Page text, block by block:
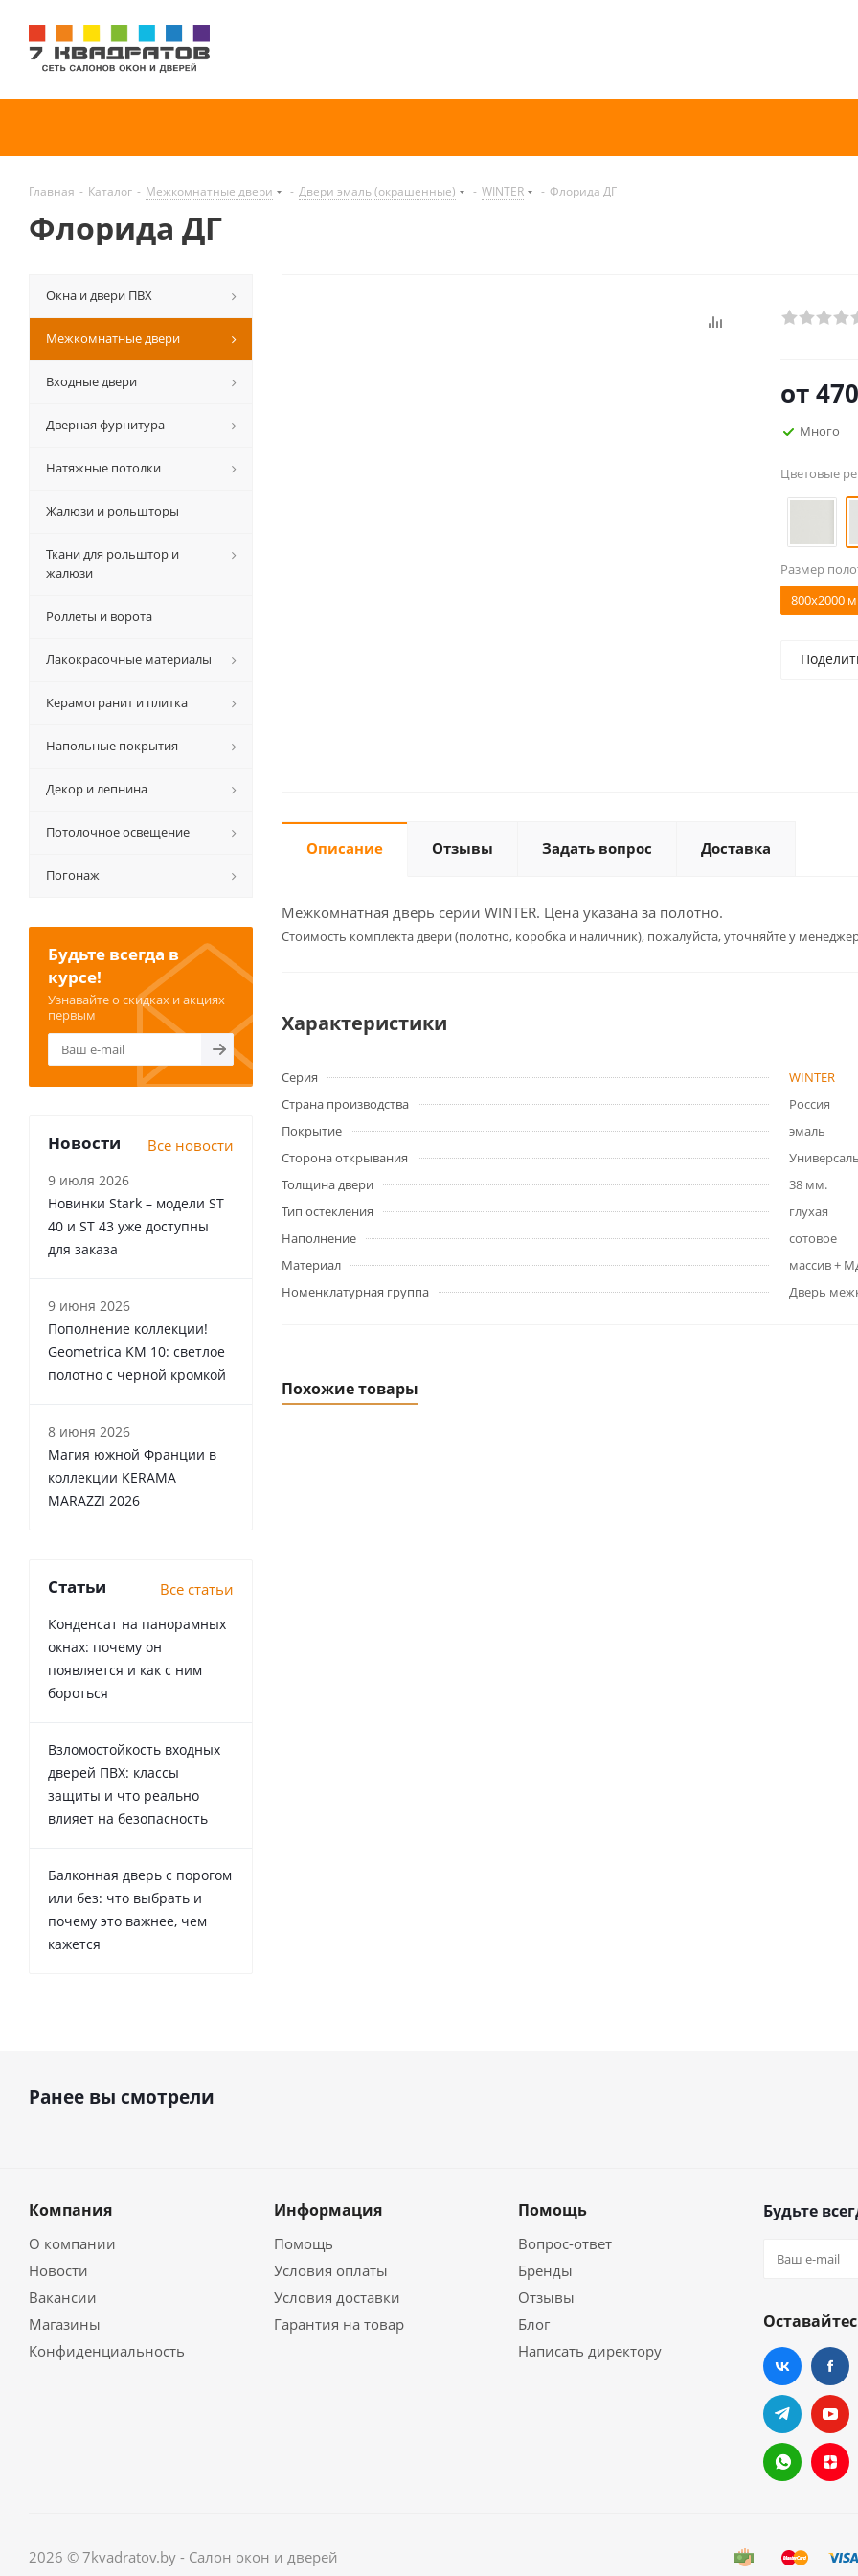
Главная - Каталог - Межкомнатные двери - Двери эмаль (окрашенные) - WINTER - Флорида ДГ
Флорида ДГ
от
Много
Цветовые
Размер
800x2000
Описание Отзывы Задать вопрос Доставка
Межкомнатная дверь серии WINTER. Цена указана за полотно.
Cтоимость комплекта двери (полотно, коробка и наличник), пожалуйста, уточняйте у
Характеристики
Серия
WINTER
Страна производства
Россия
Покрытие
эмаль
Сторона открывания
Толщина двери
38 мм.
Тип остекления
глухая
Наполнение
сотовое
Материал
массив +
Номенклатурная группа
Дверь
Похожие товары
Окна и двери ПВХ
Межкомнатные двери
Входные двери
Дверная фурнитура
Натяжные потолки
Жалюзи и рольшторы
Ткани для рольштор и
жалюзи
Роллеты и ворота
Лакокрасочные материалы
Керамогранит и плитка
Напольные покрытия
Декор и лепнина
Потолочное освещение
Погонаж
Будьте всегда в
курсе!
Узнавайте о скидках и акциях
первым
Новости Все новости
9 июля 2026
Новинки Stark – модели ST
40 и ST 43 уже доступны
для заказа
9 июня 2026
Пополнение коллекции!
Geometrica KM 10: светлое
полотно с черной кромкой
8 июня 2026
Магия южной Франции в
коллекции KERAMA
MARAZZI 2026
Статьи Все статьи
Конденсат на панорамных
окнах: почему он
появляется и как с ним
бороться
Взломостойкость входных
дверей ПВХ: классы
защиты и что реально
влияет на безопасность
Балконная дверь с порогом
или без: что выбрать и
почему это важнее, чем
кажется
Ранее вы смотрели
Компания
О компании
Новости
Вакансии
Магазины
Конфиденциальность
Информация
Помощь
Условия оплаты
Условия доставки
Гарантия на товар
Помощь
Вопрос-ответ
Бренды
Отзывы
Блог
Написать директору
Будьте
2026 © 7kvadratov.by - Салон окон и дверей